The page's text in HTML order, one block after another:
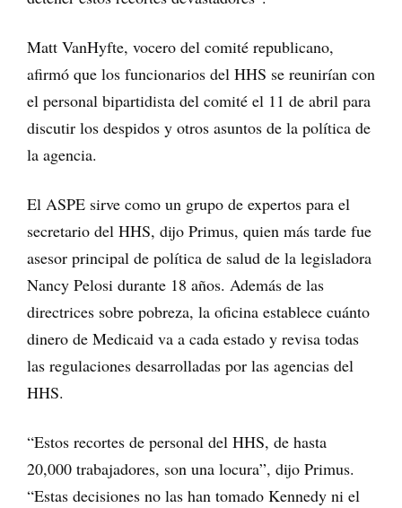
Matt VanHyfte, vocero del comité republicano,
afirmó que los funcionarios del HHS se reunirían con
el personal bipartidista del comité el 11 de abril para
discutir los despidos y otros asuntos de la política de
la agencia.
El ASPE sirve como un grupo de expertos para el
secretario del HHS, dijo Primus, quien más tarde fue
asesor principal de política de salud de la legisladora
Nancy Pelosi durante 18 años. Además de las
directrices sobre pobreza, la oficina establece cuánto
dinero de Medicaid va a cada estado y revisa todas
las regulaciones desarrolladas por las agencias del
HHS.
“Estos recortes de personal del HHS, de hasta
20,000 trabajadores, son una locura”, dijo Primus.
“Estas decisiones no las han tomado Kennedy ni el